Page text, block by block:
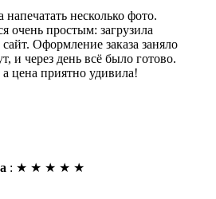
несколько фото.
очень простым: загрузила
Оформление заказа заняло
и через день всё было готово.
а цена приятно удивила!
: ★ ★ ★ ★ ★